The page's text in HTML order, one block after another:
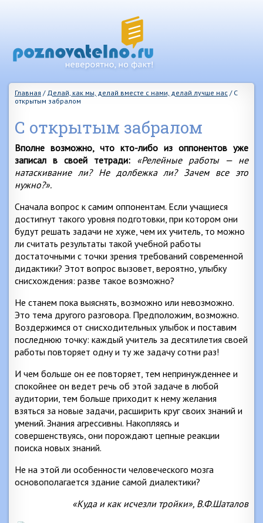
Главная / Делай, как мы, делай вместе с нами, делай лучше нас / С
открытым забралом
С открытым забралом
Вполне возможно, что кто-либо из оппонентов уже
записал в своей тетради: «Релейные работы — не
натаскивание ли? Не долбежка ли? Зачем все это
нужно?».
Сначала вопрос к самим оппонентам. Если учащиеся
достигнут такого уровня подготовки, при котором они
будут решать задачи не хуже, чем их учитель, то можно
ли считать результаты такой учебной работы
достаточными с точки зрения требований современной
дидактики? Этот вопрос вызовет, вероятно, улыбку
снисхождения: разве такое возможно?
Не станем пока выяснять, возможно или невозможно.
Это тема другого разговора. Предположим, возможно.
Воздержимся от снисходительных улыбок и поставим
последнюю точку: каждый учитель за десятилетия своей
работы повторяет одну и ту же задачу сотни раз!
И чем больше он ее повторяет, тем непринужденнее и
спокойнее он ведет речь об этой задаче в любой
аудитории, тем больше приходит к нему желания
взяться за новые задачи, расширить круг своих знаний и
умений. Знания агрессивны. Накопляясь и
совершенствуясь, они порождают цепные реакции
поиска новых знаний.
Не на этой ли особенности человеческого мозга
основополагается здание самой диалектики?
«Куда и как исчезли тройки», В.Ф.Шаталов